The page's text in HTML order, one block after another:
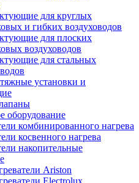
для круглых
и гибких воздуховодов
для плоских
воздуховодов
для стальных
установки и
оборудование
комбинированного нагрева
косвенного нагрева
накопительные
Ariston